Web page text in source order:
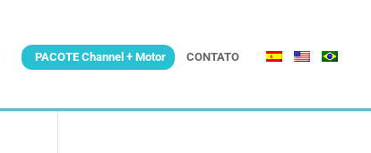
PACOTE Channel + Motor CONTATO